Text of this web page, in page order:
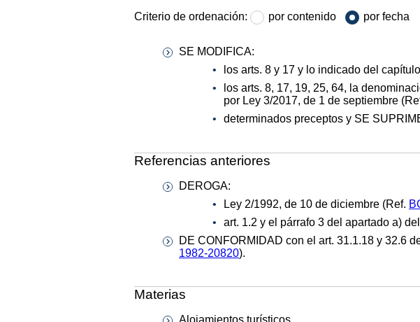
Criterio de ordenación: por contenido por fecha
SE MODIFICA:
los arts. 8 y 17 y lo indicado del
los arts. 8, 17, 19, 25, 64, la
por Ley 3/2017, de 1 de septiembre
determinados preceptos y SE
Referencias anteriores
DEROGA:
Ley 2/1992, de 10 de diciembre (Ref.
art. 1.2 y el párrafo 3 del apartado a)
DE CONFORMIDAD con el art. 31.1.18 y 32.6
1982-20820).
Materias